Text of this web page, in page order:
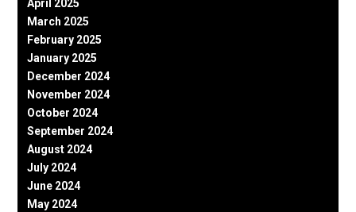
April 2025
March 2025
February 2025
January 2025
December 2024
November 2024
October 2024
September 2024
August 2024
July 2024
June 2024
May 2024